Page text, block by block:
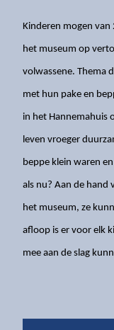
Kinderen mogen
het museum op
volwassene. Thema
met hun pake en
in het Hannemahuis
leven vroeger
beppe klein waren
als nu? Aan de hand
het museum, ze
afloop is er voor elk
mee aan de slag
Eintrittspreise
Öffnungszeiten
Erreichbarkeit
Barrierefreiheit
Gruppen
Educatie
Winkel